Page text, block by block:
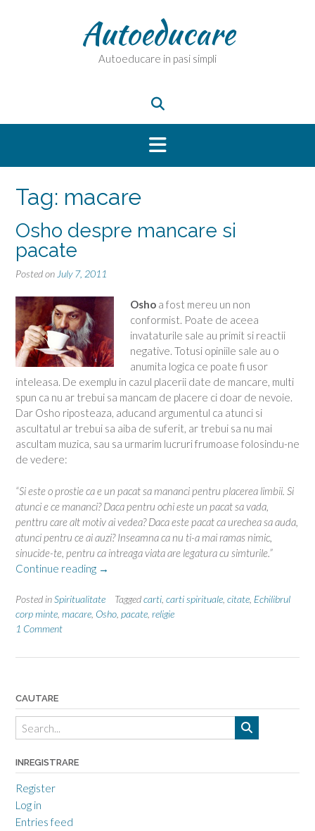
Autoeducare
Autoeducare in pasi simpli
Tag: macare
Osho despre mancare si
pacate
Posted on July 7, 2011
Osho a fost mereu un non
conformist. Poate de aceea
invataturile sale au primit si reactii
negative. Totusi opiniile sale au o
anumita logica ce poate fi usor
inteleasa. De exemplu in cazul placerii date de mancare, multi
spun ca nu ar trebui sa mancam de placere ci doar de nevoie.
Dar Osho riposteaza, aducand argumentul ca atunci si
ascultatul ar trebui sa aiba de suferit, ar trebui sa nu mai
ascultam muzica, sau sa urmarim lucruri frumoase folosindu-ne
de vedere:
“Si este o prostie ca e un pacat sa mananci pentru placerea limbii. Si
atunci e ce mananci? Daca pentru ochi este un pacat sa vada,
penttru care alt motiv ai vedea? Daca este pacat ca urechea sa auda,
atunci pentru ce ai auzi? Inseamna ca nu ti-a mai ramas nimic,
sinucide-te, pentru ca intreaga viata are legatura cu simturile.”
Continue reading
“Osho
mancare
si
→
Posted inSpiritualitate Taggedcarti carti spirituale citate Echilibrul
corp minte macare Osho pacate religie
1 Comment
CAUTARE
INREGISTRARE
Register
Log in
Entries feed